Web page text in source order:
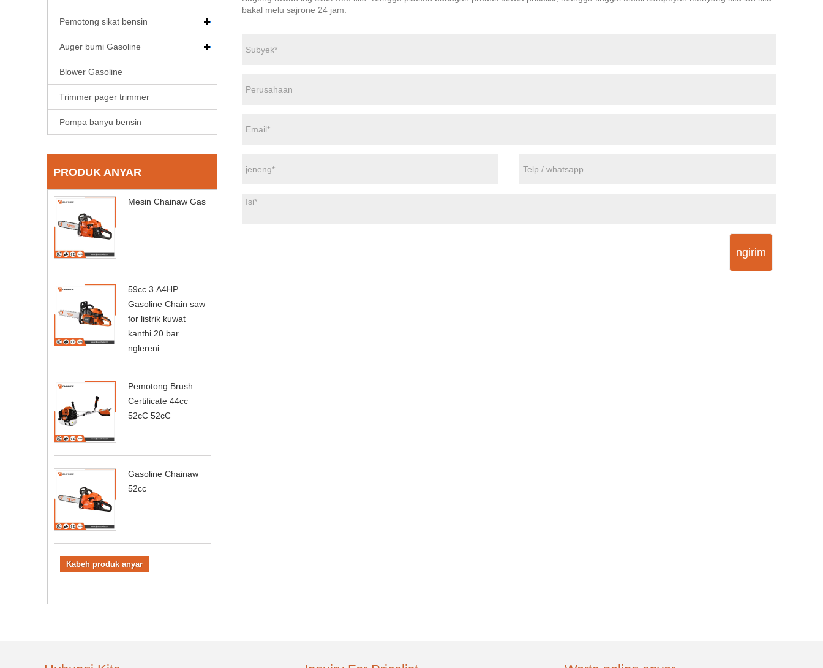
Pemotong sikat bensin
Auger bumi Gasoline
Blower Gasoline
Trimmer pager trimmer
Pompa banyu bensin
PRODUK ANYAR
Mesin Chainaw Gas
59cc 3.A4HP
Gasoline Chain saw
for listrik kuwat
kanthi 20 bar
nglereni
Pemotong Brush
Certificate 44cc
52cC 52cC
Gasoline Chainaw
52cc
Kabeh produk anyar
bakal melu sajrone 24 jam.
ngirim